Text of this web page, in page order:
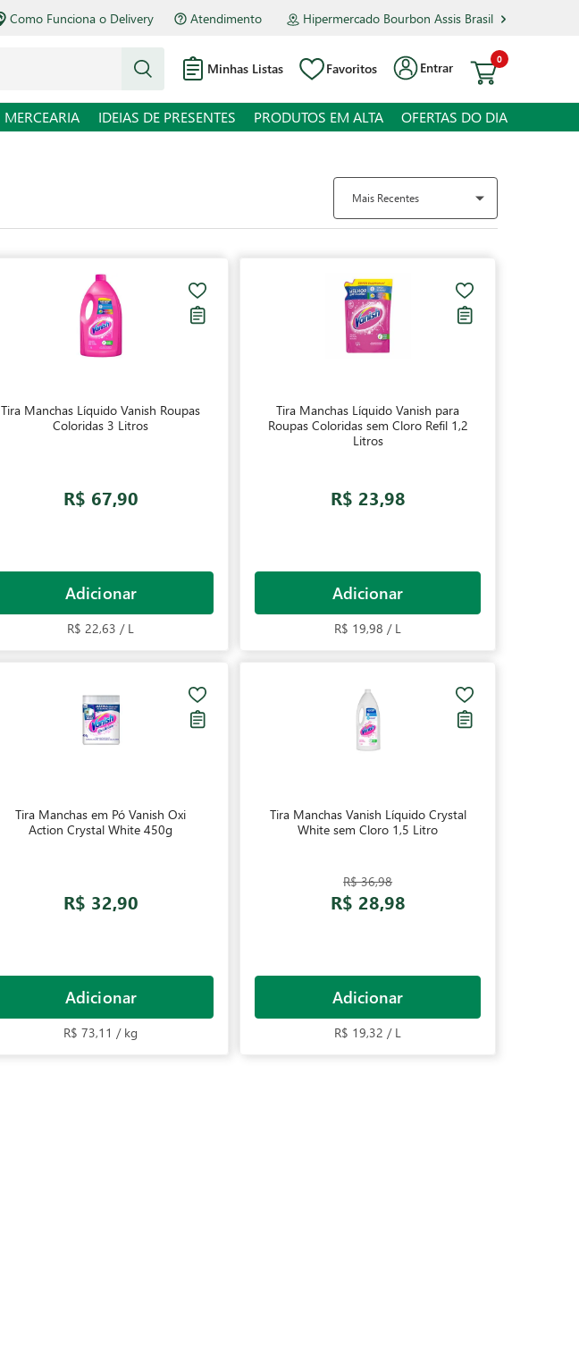
Como Funciona o Delivery Atendimento Hipermercado Bourbon Assis Brasil
Minhas Listas Favoritos Entrar
0
MERCEARIA IDEIAS DE PRESENTES PRODUTOS EM ALTA OFERTAS DO DIA
Mais Recentes
Tira Manchas Líquido Vanish Roupas
Coloridas 3 Litros
R$ 67,90
Adicionar
R$ 22,63 / L
Tira Manchas Líquido Vanish para
Roupas Coloridas sem Cloro Refil 1,2
Litros
R$ 23,98
Adicionar
R$ 19,98 / L
Tira Manchas em Pó Vanish Oxi
Action Crystal White 450g
R$ 32,90
Adicionar
R$ 73,11 / kg
Tira Manchas Vanish Líquido Crystal
White sem Cloro 1,5 Litro
R$ 36,98
R$ 28,98
Adicionar
R$ 19,32 / L